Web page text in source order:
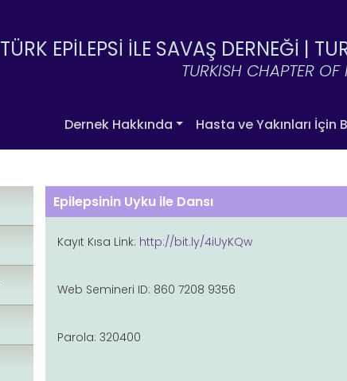
TÜRK EPİLEPSİ İLE SAVAŞ DERNEĞİ |
TURKISH CHAPTER OF
Dernek Hakkında Hasta ve Yakınları İçin
Epilepsinin Uyku ile Dansı
Kayıt Kısa Link: http://bit.ly/4iUyKQw
Web Semineri ID: 860 7208 9356
Parola: 320400